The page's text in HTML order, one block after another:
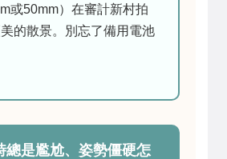
或50mm）在審計新村拍
的散景。別忘了備用電池
總是尷尬、姿勢僵硬怎